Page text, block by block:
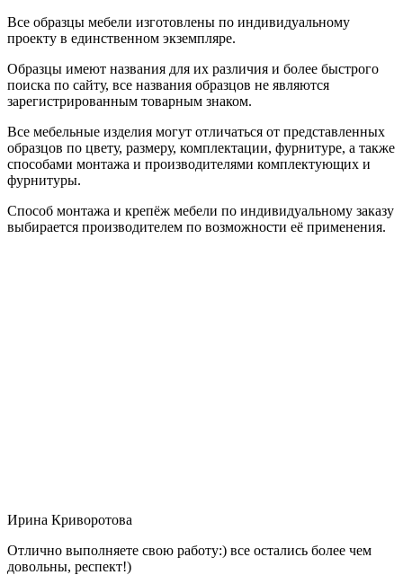
Все образцы мебели изготовлены по индивидуальному
проекту в единственном экземпляре.
Образцы имеют названия для их различия и более быстрого
поиска по сайту, все названия образцов не являются
зарегистрированным товарным знаком.
Все мебельные изделия могут отличаться от представленных
образцов по цвету, размеру, комплектации, фурнитуре, а также
способами монтажа и производителями комплектующих и
фурнитуры.
Способ монтажа и крепёж мебели по индивидуальному заказу
выбирается производителем по возможности её применения.
Ирина Криворотова
Отлично выполняете свою работу:) все остались более чем
довольны, респект!)